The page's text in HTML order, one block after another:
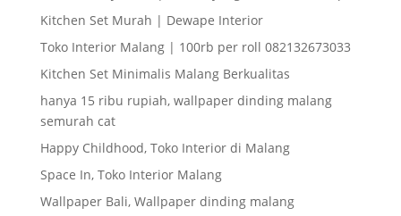
Kitchen Set Murah | Dewape Interior
Toko Interior Malang | 100rb per roll 082132673033
Kitchen Set Minimalis Malang Berkualitas
hanya 15 ribu rupiah, wallpaper dinding malang
semurah cat
Happy Childhood, Toko Interior di Malang
Space In, Toko Interior Malang
Wallpaper Bali, Wallpaper dinding malang